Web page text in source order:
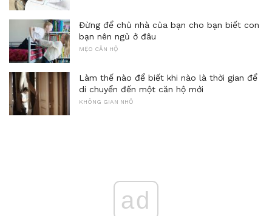
Đừng để chủ nhà của bạn cho bạn biết con
bạn nên ngủ ở đâu
MẸO CĂN HỘ
Làm thế nào để biết khi nào là thời gian để
di chuyển đến một căn hộ mới
KHÔNG GIAN NHỎ
ad